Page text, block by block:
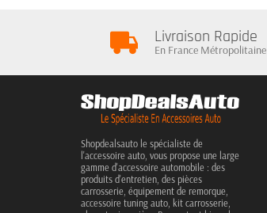
Livraison Rapide
En France Métropolitaine
Shopdealsauto le spécialiste de
l'accessoire auto, vous propose une large
gamme d'accessoire automobile : des
produits d'entretien, des pièces
carrosserie, équipement de remorque,
accessoire tuning auto, kit carrosserie,